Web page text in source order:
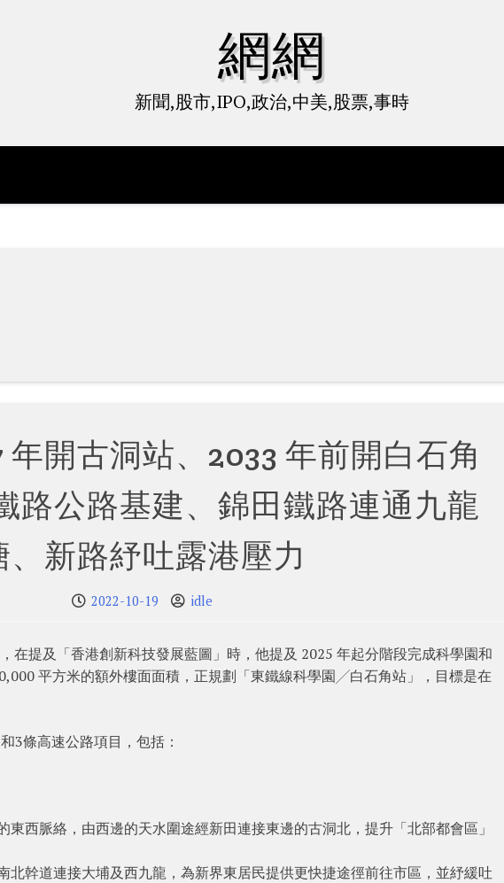
網網
新聞,股市,IPO,政治,中美,股票,事時
開古洞站、2033 年前開白石角
公路基建、錦田鐵路連通九龍
、新路紓吐露港壓力
2022-10-19 idle
在提及「香港創新科技發展藍圖」時，他提及 2025 年起分階段完成科學園和
平方米的額外樓面面積，正規劃「東鐵線科學園╱白石角站」，目標是在
3條高速公路項目，包括：
東西脈絡，由西邊的天水圍途經新田連接東邊的古洞北，提升「北部都會區」
北幹道連接大埔及西九龍，為新界東居民提供更快捷途徑前往市區，並紓緩吐